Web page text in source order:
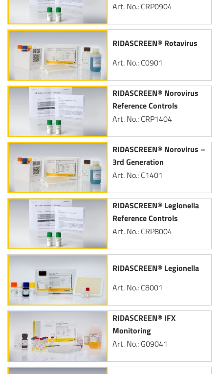
Art. No.: CRP0904
RIDASCREEN® Rotavirus
Art. No.: C0901
RIDASCREEN® Norovirus
Reference Controls
Art. No.: CRP1404
RIDASCREEN® Norovirus –
3rd Generation
Art. No.: C1401
RIDASCREEN® Legionella
Reference Controls
Art. No.: CRP8004
RIDASCREEN® Legionella
Art. No.: C8001
RIDASCREEN® IFX
Monitoring
Art. No.: G09041